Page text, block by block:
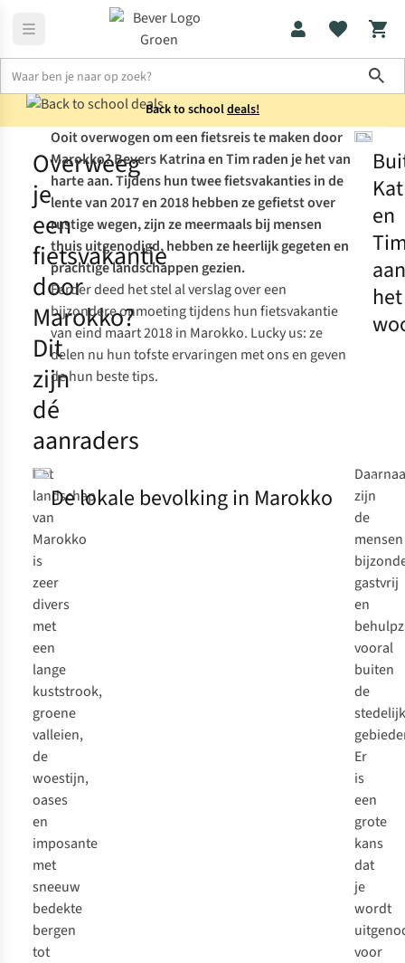
Back to schooldeals!
Fietsvakantie door Marokko: de beste tips en aanraders
Overweeg
je
een
fietsvakantie
door
Marokko?
Dit
zijn
dé
aanraders
Ooit overwogen om een fietsreis te maken door
Marokko? Bevers Katrina en Tim raden je het van
harte aan. Tijdens hun twee fietsvakanties in de
lente van 2017 en 2018 hebben ze gefietst over
rustige wegen, zijn ze meermaals bij mensen
thuis uitgenodigd, hebben ze heerlijk gegeten en
prachtige landschappen gezien.
Eerder deed het stel al verslag over een
bijzondere onmoeting tijdens hun fietsvakantie
van eind maart 2018 in Marokko. Lucky us:ze
delen nu hun tofste ervaringen met ons en geven
de hun beste tips.
en
aan
het
Het
landschap
van
Marokko
is
zeer
divers
met
een
lange
kuststrook,
groene
valleien,
de
woestijn,
oases
en
imposante
met
sneeuw
bedekte
bergen
tot
De lokale bevolking in Marokko
zijn
de
mensen
gastvrij
en
vooral
buiten
de
Er
is
een
grote
kans
dat
je
wordt
voor